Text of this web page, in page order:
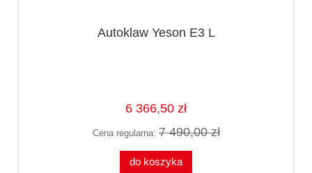
Autoklaw Yeson E3 L
6 366,50 zł
Cena regularna:7 490,00 zł
do koszyka